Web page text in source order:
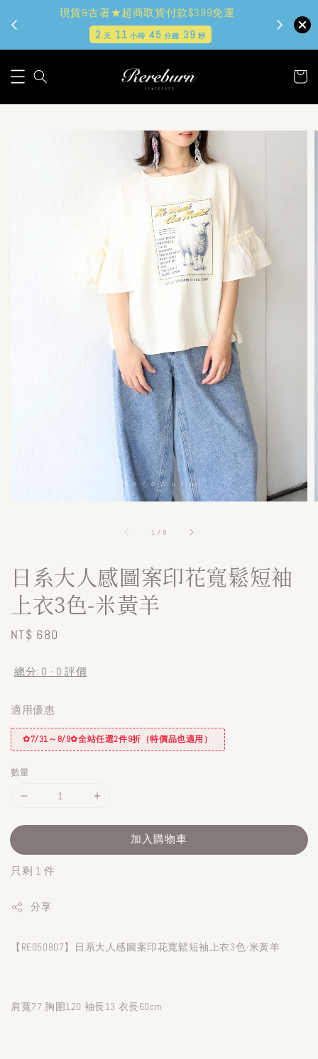
現貨&古著★超商取貨付款$399免運
2 天 11 小時 45 分鐘 38秒
1 / 9
日系大人感圖案印花寬鬆短袖
上衣3色-米黃羊
Regular
NT$ 680
總分: 0 - 0 評價
適用優惠
✿7/31～8/9✿全站任選2件9折（特價品也適用）
數量
加入購物車
只剩 1 件
分享
【RE050807】日系大人感圖案印花寬鬆短袖上衣3色-米黃羊
肩寬77 胸圍120 袖長13 衣長60cm